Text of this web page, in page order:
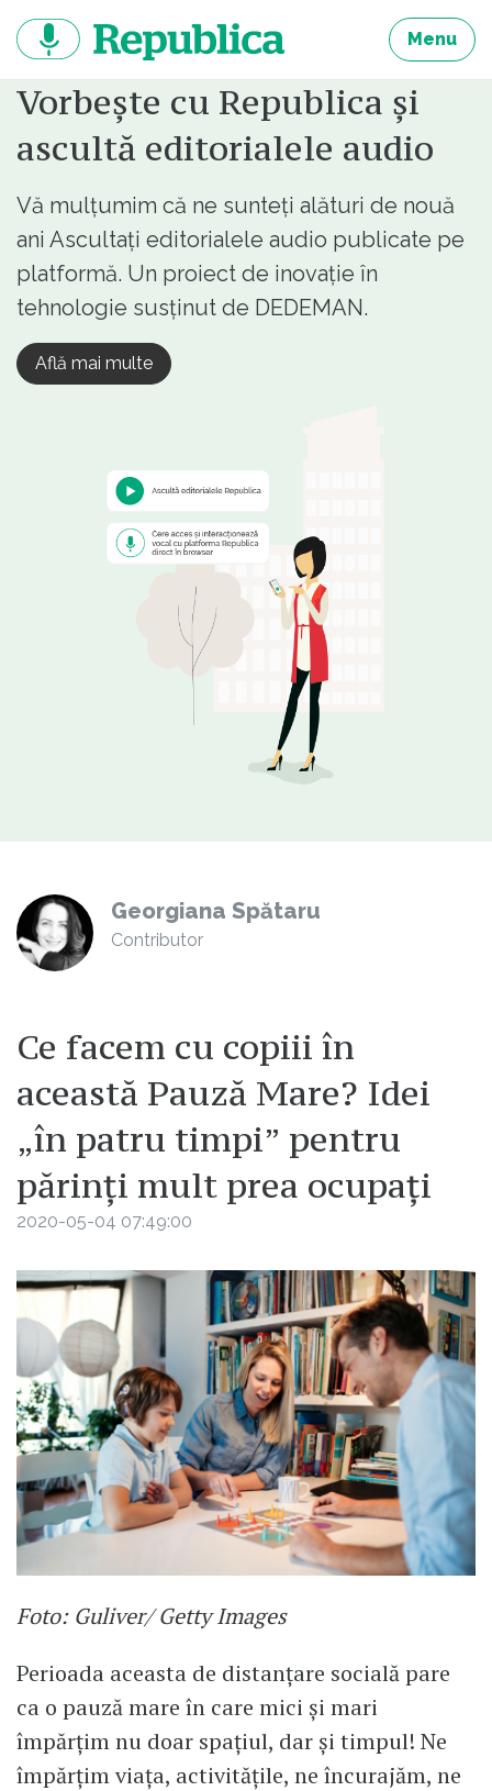
continut
Menu
Vorbește cu Republica și
ascultă editorialele audio
Vă mulțumim că ne sunteți alături de nouă
ani Ascultați editorialele audio publicate pe
platformă. Un proiect de inovație în
tehnologie susținut de DEDEMAN.
Află mai multe
Georgiana Spătaru
Contributor
Ce facem cu copiii în
această Pauză Mare? Idei
„în patru timpi” pentru
părinți mult prea ocupați
2020-05-04 07:49:00
Foto: Guliver/ Getty Images
Perioada aceasta de distanțare socială pare
ca o pauză mare în care mici și mari
împărțim nu doar spațiul, dar și timpul! Ne
împărțim viața, activitățile, ne încurajăm, ne